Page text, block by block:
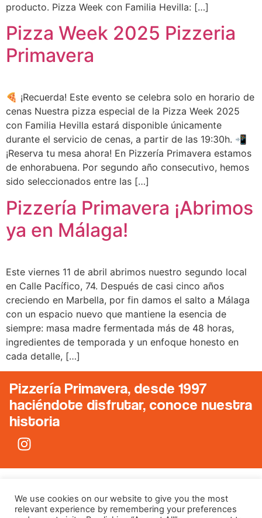
producto. Pizza Week con Familia Hevilla: […]
Pizza Week 2025 Pizzeria
Primavera
🍕 ¡Recuerda! Este evento se celebra solo en horario de
cenas Nuestra pizza especial de la Pizza Week 2025
con Familia Hevilla estará disponible únicamente
durante el servicio de cenas, a partir de las 19:30h. 📲
¡Reserva tu mesa ahora! En Pizzería Primavera estamos
de enhorabuena. Por segundo año consecutivo, hemos
sido seleccionados entre las […]
Pizzería Primavera ¡Abrimos
ya en Málaga!
Este viernes 11 de abril abrimos nuestro segundo local
en Calle Pacífico, 74. Después de casi cinco años
creciendo en Marbella, por fin damos el salto a Málaga
con un espacio nuevo que mantiene la esencia de
siempre: masa madre fermentada más de 48 horas,
ingredientes de temporada y un enfoque honesto en
cada detalle, […]
Pizzería Primavera, desde 1997
haciéndote disfrutar, conoce nuestra
historia
We use cookies on our website to give you the most
relevant experience by remembering your preferences